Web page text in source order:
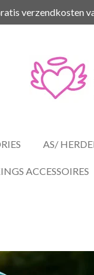
verzendkosten
AS/
ACCESSOIRES